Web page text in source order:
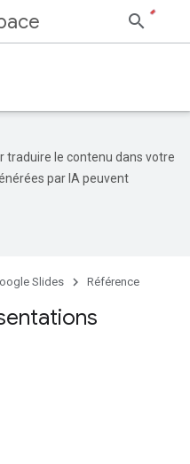
traduire le contenu dans votre
par IA peuvent
Slides Référence